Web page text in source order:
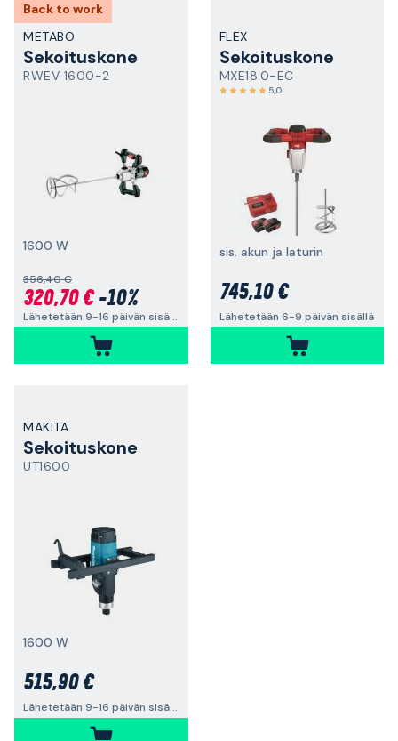
Back to work
METABO
Sekoituskone
RWEV 1600-2
1600 W
356,40 €
320,70 €-10%
Lähetetään 9-16 päivän sisällä
FLEX
Sekoituskone
MXE18.0-EC
5,0
sis. akun ja laturin
745,10 €
Lähetetään 6-9 päivän sisällä
MAKITA
Sekoituskone
UT1600
1600 W
515,90 €
Lähetetään 9-16 päivän sisällä